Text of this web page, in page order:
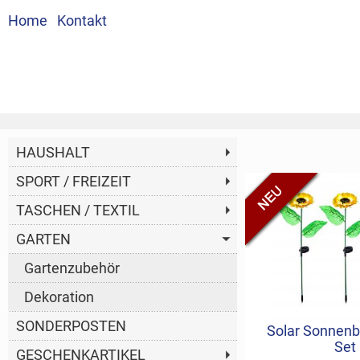
Home Kontakt
HAUSHALT
SPORT / FREIZEIT
TASCHEN / TEXTIL
GARTEN
Gartenzubehör
Dekoration
SONDERPOSTEN
GESCHENKARTIKEL
Solar
Set
Solar
Set
Solar
50er Set
BBQ
LED